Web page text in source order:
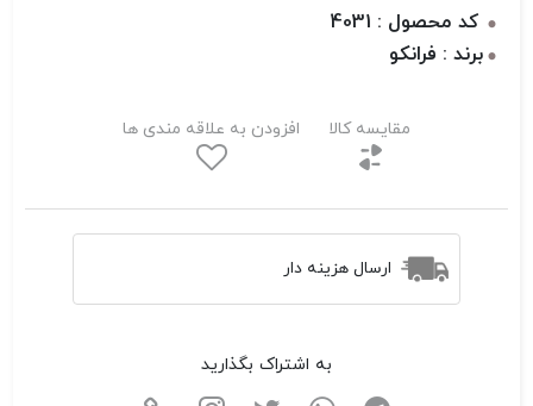
کد محصول : 4031
برند : فرانکو
مقایسه کالا افزودن به علاقه مندی ها
ارسال هزینه دار
به اشتراک بگذارید